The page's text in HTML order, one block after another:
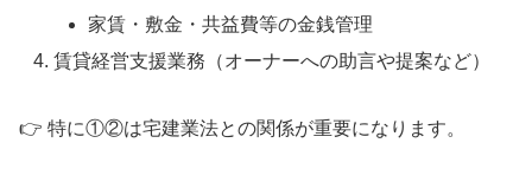
家賃・敷金・共益費等の金銭管理
賃貸経営支援業務（オーナーへの助言や提案など）
👉 特に①②は宅建業法との関係が重要になります。